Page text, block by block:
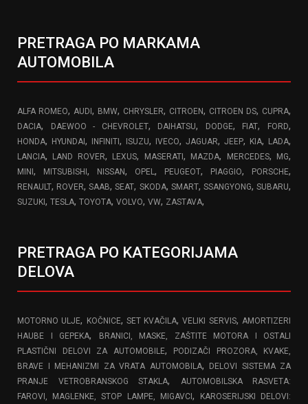
PRETRAGA PO MARKAMA
AUTOMOBILA
ALFA ROMEO, AUDI , BMW, CHRYSLER, CITROEN, CITROEN DS, CUPRA,
DACIA, DAEWOO - CHEVROLET, DAIHATSU, DODGE, FIAT, FORD,
HONDA, HYUNDAI , INFINITI , ISUZU, IVECO, JAGUAR, JEEP, KIA, LADA,
LANCIA, LAND ROVER, LEXUS, MASERATI , MAZDA, MERCEDES, MG,
MINI , MITSUBISHI , NISSAN, OPEL, PEUGEOT, PIAGGIO, PORSCHE,
RENAULT, ROVER,SAAB,SEAT, SKODA, SMART, SSANGYONG,SUBARU,
SUZUKI , TESLA, TOYOTA, VOLVO, VW, ZASTAVA,
PRETRAGA PO KATEGORIJAMA
DELOVA
MOTORNO ULJE, KOČNICE, SET KVAČILA,VELIKI SERVIS,AMORTIZERI
HAUBE I GEPEKA,
BRANICI, MASKE, ZAŠTITE MOTORA I OSTALI
PLASTIČNI DELOVI ZA AUTOMOBILE,
PODIZAČI PROZORA, KVAKE,
BRAVE I MEHANIZMI ZA VRATA AUTOMOBILA,
DELOVI SISTEMA ZA
PRANJE VETROBRANSKOG STAKLA,
AUTOMOBILSKA RASVETA:
FAROVI, MAGLENKE, STOP LAMPE, MIGAVCI ,
KAROSERIJSKI DELOVI: